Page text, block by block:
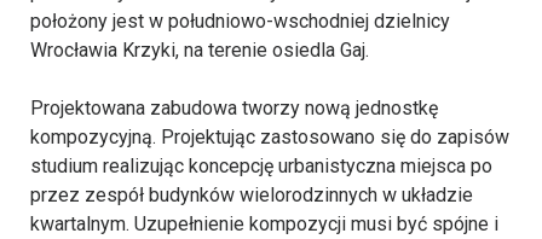
położony jest w południowo-wschodniej dzielnicy
Wrocławia Krzyki, na terenie osiedla Gaj.
Projektowana zabudowa tworzy nową jednostkę
kompozycyjną. Projektując zastosowano się do zapisów
studium realizując koncepcję urbanistyczna miejsca po
przez zespół budynków wielorodzinnych w układzie
kwartalnym. Uzupełnienie kompozycji musi być spójne i